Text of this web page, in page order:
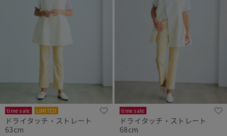
time sale LIMITED
ドライタッチ・ストレート
63cm
time sale
ドライタッチ・ストレート
68cm